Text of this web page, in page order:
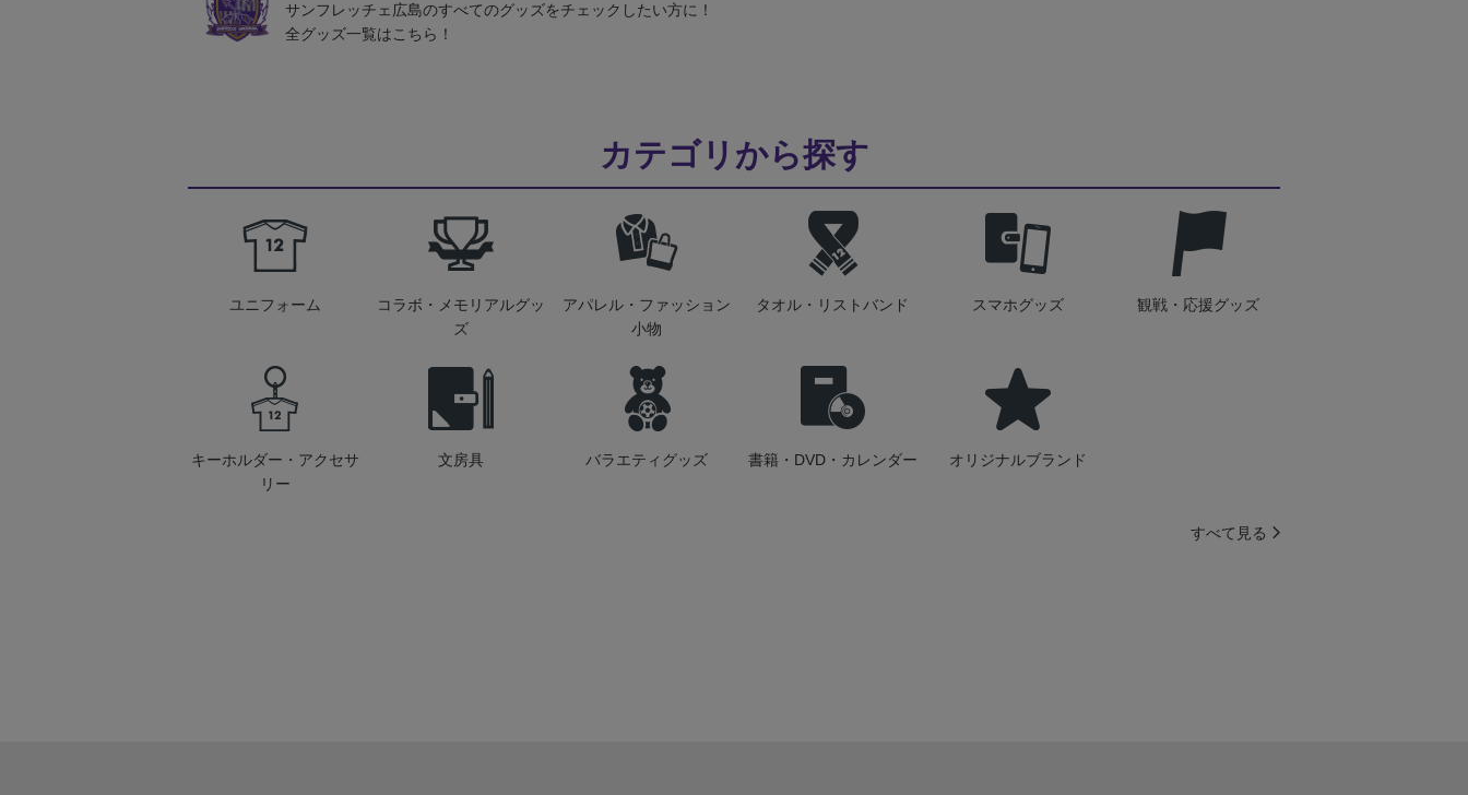
サンフレッチェ広島のすべてのグッズをチェックしたい方に！
全グッズ一覧はこちら！
カテゴリから探す
ユニフォーム
コラボ・メモリアルグッ
ズ
アパレル・ファッション
小物
タオル・リストバンド スマホグッズ 観戦・応援グッズ
キーホルダー・アクセサ
リー
文房具 バラエティグッズ 書籍・DVD・カレンダー オリジナルブランド
すべて見る